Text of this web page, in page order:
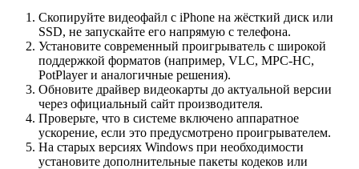
Скопируйте видеофайл с iPhone на жёсткий диск или
SSD, не запускайте его напрямую с телефона.
Установите современный проигрыватель с широкой
поддержкой форматов (например, VLC, MPC‑HC,
PotPlayer и аналогичные решения).
Обновите драйвер видеокарты до актуальной версии
через официальный сайт производителя.
Проверьте, что в системе включено аппаратное
ускорение, если это предусмотрено проигрывателем.
На старых версиях Windows при необходимости
установите дополнительные пакеты кодеков или